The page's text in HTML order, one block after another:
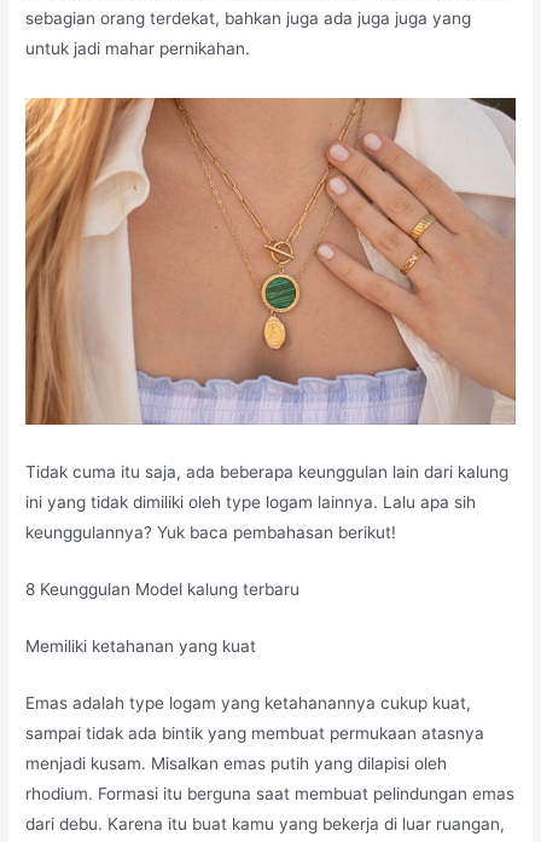
sebagian orang terdekat, bahkan juga ada juga juga yang
untuk jadi mahar pernikahan.
Tidak cuma itu saja, ada beberapa keunggulan lain dari kalung
ini yang tidak dimiliki oleh type logam lainnya. Lalu apa sih
keunggulannya? Yuk baca pembahasan berikut!
8 Keunggulan Model kalung terbaru
Memiliki ketahanan yang kuat
Emas adalah type logam yang ketahanannya cukup kuat,
sampai tidak ada bintik yang membuat permukaan atasnya
menjadi kusam. Misalkan emas putih yang dilapisi oleh
rhodium. Formasi itu berguna saat membuat pelindungan emas
dari debu. Karena itu buat kamu yang bekerja di luar ruangan,